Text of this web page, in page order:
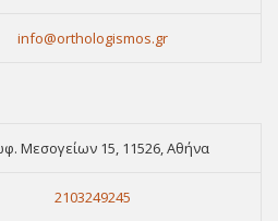
info@orthologismos.gr
Μεσογείων 15, 11526, Αθήνα
2103249245